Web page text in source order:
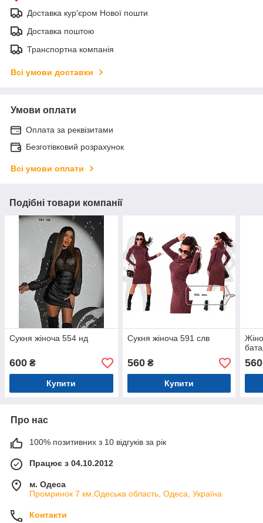
Доставка кур'єром Нової пошти
Доставка поштою
Транспортна компанія
Всі умови доставки
Умови оплати
Оплата за реквізитами
Безготівковий розрахунок
Всі умови оплати
Подібні товари компанії
Сукня жіноча 554 нд
600 ₴
Купити
Сукня жіноча 591 слв
560₴
Купити
560
Про нас
100% позитивних з 10 відгуків за рік
Працює з 04.10.2012
м. Одеса
Промринок 7 км,Одеська область, Одеса, Україна
Контакти